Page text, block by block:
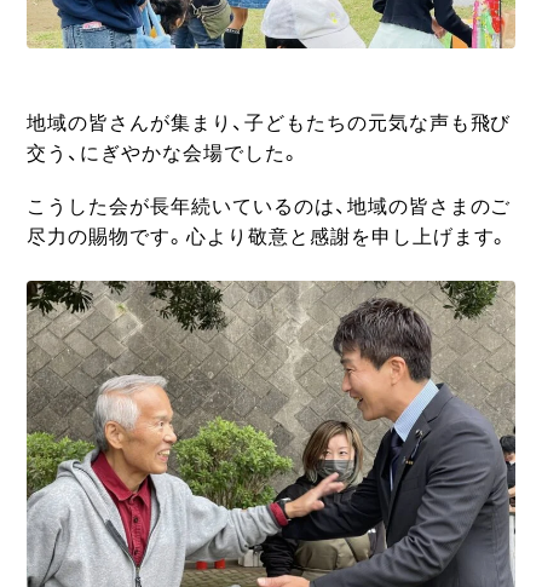
地域の皆さんが集まり、子どもたちの元気な声も飛び
交う、にぎやかな会場でした。
こうした会が長年続いているのは、地域の皆さまのご
尽力の賜物です。心より敬意と感謝を申し上げます。